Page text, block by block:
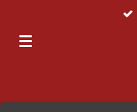
naar